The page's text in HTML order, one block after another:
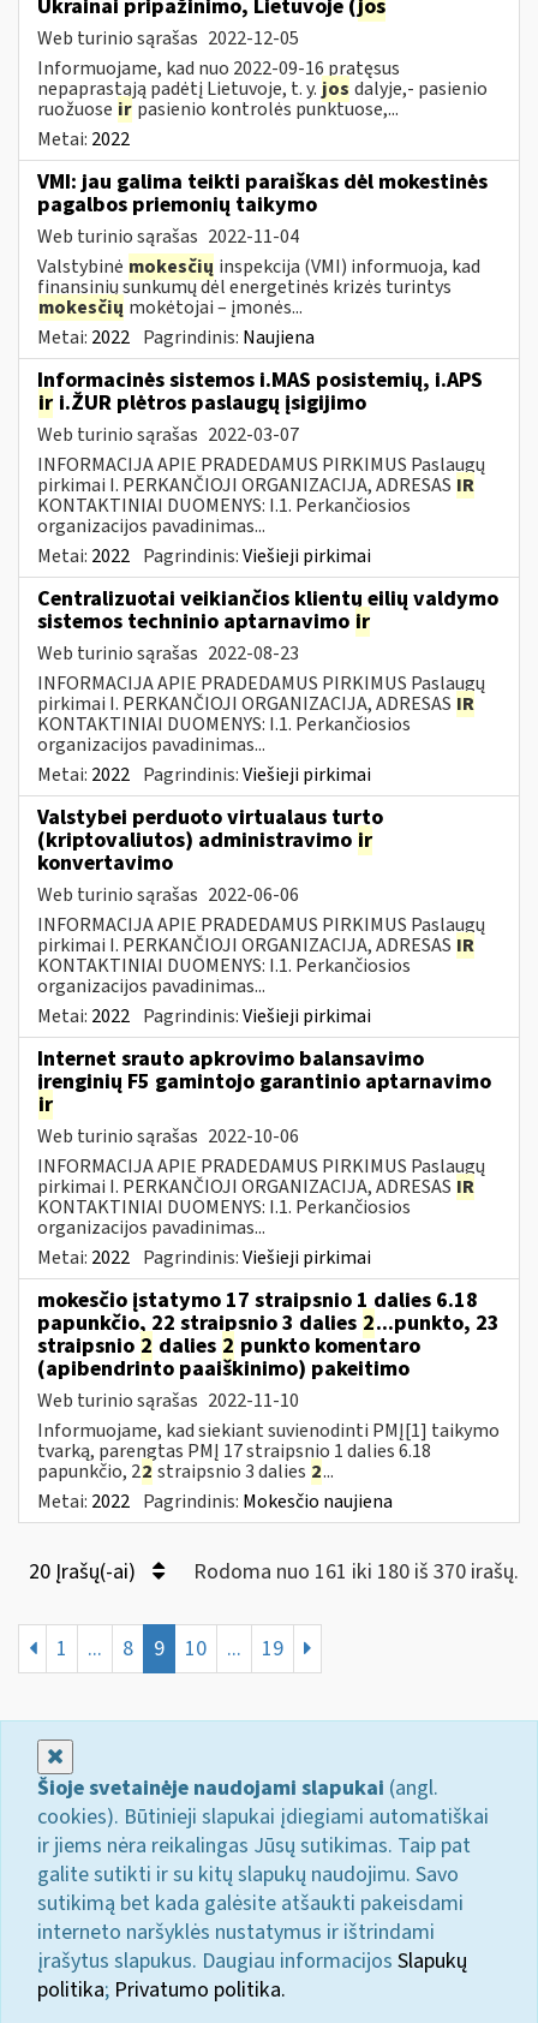
Ukrainai pripažinimo, Lietuvoje (jos
Web turinio sąrašas 2022-12-05
Informuojame, kad nuo 2022-09-16 pratęsus
nepaprastąją padėtį Lietuvoje, t. y. jos dalyje,- pasienio
ruožuose ir pasienio kontrolės punktuose,...
Metai: 2022
VMI: jau galima teikti paraiškas dėl mokestinės
pagalbos priemonių taikymo
Web turinio sąrašas 2022-11-04
Valstybinė mokesčių inspekcija (VMI) informuoja, kad
finansinių sunkumų dėl energetinės krizės turintys
mokesčių mokėtojai – įmonės...
Metai: 2022 Pagrindinis: Naujiena
Informacinės sistemos i.MAS posistemių, i.APS
ir i.ŽUR plėtros paslaugų įsigijimo
Web turinio sąrašas 2022-03-07
INFORMACIJA APIE PRADEDAMUS PIRKIMUS Paslaugų
pirkimai I. PERKANČIOJI ORGANIZACIJA, ADRESAS IR
KONTAKTINIAI DUOMENYS: I.1. Perkančiosios
organizacijos pavadinimas...
Metai: 2022 Pagrindinis:Viešieji pirkimai
Centralizuotai veikiančios klientų eilių valdymo
sistemos techninio aptarnavimo ir
Web turinio sąrašas 2022-08-23
INFORMACIJA APIE PRADEDAMUS PIRKIMUS Paslaugų
pirkimai I. PERKANČIOJI ORGANIZACIJA, ADRESAS IR
KONTAKTINIAI DUOMENYS: I.1. Perkančiosios
organizacijos pavadinimas...
Metai: 2022 Pagrindinis:Viešieji pirkimai
Valstybei perduoto virtualaus turto
(kriptovaliutos) administravimo ir
konvertavimo
Web turinio sąrašas 2022-06-06
INFORMACIJA APIE PRADEDAMUS PIRKIMUS Paslaugų
pirkimai I. PERKANČIOJI ORGANIZACIJA, ADRESAS IR
KONTAKTINIAI DUOMENYS: I.1. Perkančiosios
organizacijos pavadinimas...
Metai: 2022 Pagrindinis:Viešieji pirkimai
Internet srauto apkrovimo balansavimo
įrenginių F5 gamintojo garantinio aptarnavimo
ir
Web turinio sąrašas 2022-10-06
INFORMACIJA APIE PRADEDAMUS PIRKIMUS Paslaugų
pirkimai I. PERKANČIOJI ORGANIZACIJA, ADRESAS IR
KONTAKTINIAI DUOMENYS: I.1. Perkančiosios
organizacijos pavadinimas...
Metai: 2022 Pagrindinis:Viešieji pirkimai
mokesčio įstatymo 17 straipsnio 1 dalies 6.18
papunkčio, 22 straipsnio 3 dalies 2...punkto, 23
straipsnio 2 dalies 2 punkto komentaro
(apibendrinto paaiškinimo) pakeitimo
Web turinio sąrašas 2022-11-10
Informuojame, kad siekiant suvienodinti PMĮ[1] taikymo
tvarką, parengtas PMĮ 17 straipsnio 1 dalies 6.18
papunkčio, 22 straipsnio 3 dalies 2...
Metai: 2022 Pagrindinis: Mokesčio naujiena
20 Įrašų(-ai) Rodoma nuo 161 iki 180 iš 370 irašų.
1 ... 8 9 10 ... 19
Šioje svetainėje naudojami slapukai (angl.
cookies). Būtinieji slapukai įdiegiami automatiškai
ir jiems nėra reikalingas Jūsų sutikimas. Taip pat
galite sutikti ir su kitų slapukų naudojimu. Savo
sutikimą bet kada galėsite atšaukti pakeisdami
interneto naršyklės nustatymus ir ištrindami
įrašytus slapukus. Daugiau informacijos Slapukų
politika; Privatumo politika.